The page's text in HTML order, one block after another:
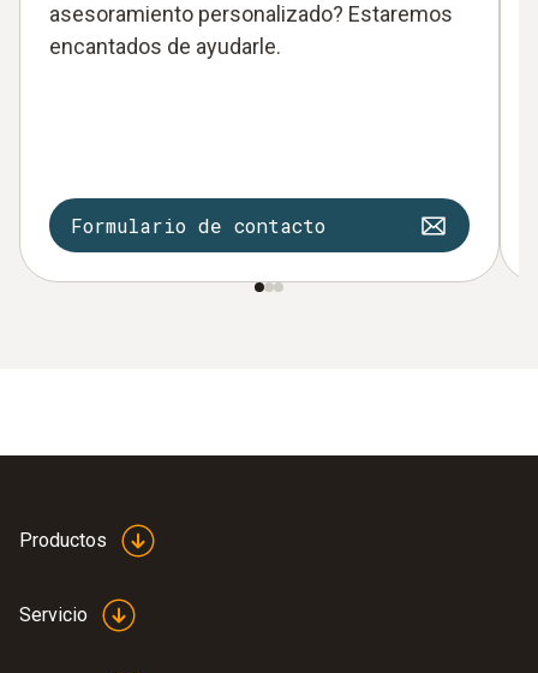
asesoramiento personalizado? Estaremos
encantados de ayudarle.
Formulario de contacto
Productos
Servicio